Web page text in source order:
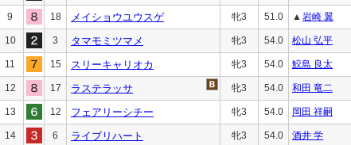
9 18 メイショウユウスゲ 牝3 51.0 ▲ 岩崎 翼
10 3 タマモミツマメ 牝3 54.0 松山 弘平
11 15 スリーキャリオカ 牝3 54.0 鮫島 良太
12 17 ラステラッサ 牝3 54.0 和田 竜二
13 12 フェアリーシチー 牝3 54.0 岡田 祥嗣
14 6 ライブリハート 牝3 54.0 酒井 学